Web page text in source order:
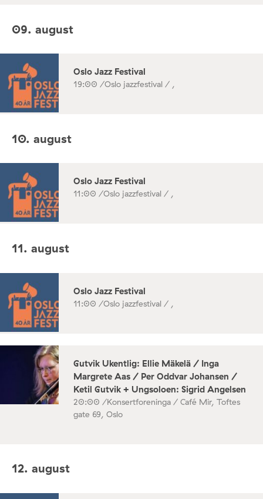
09. august
Oslo Jazz Festival
19:00 /Oslo jazzfestival / ,
10. august
Oslo Jazz Festival
11:00 /Oslo jazzfestival / ,
11. august
Oslo Jazz Festival
11:00 /Oslo jazzfestival / ,
Gutvik Ukentlig: Ellie Mäkelä / Inga
Margrete Aas / Per Oddvar Johansen /
Ketil Gutvik + Ungsoloen: Sigrid Angelsen
20:00 /Konsertforeninga / Café Mir, Toftes
gate 69, Oslo
12. august